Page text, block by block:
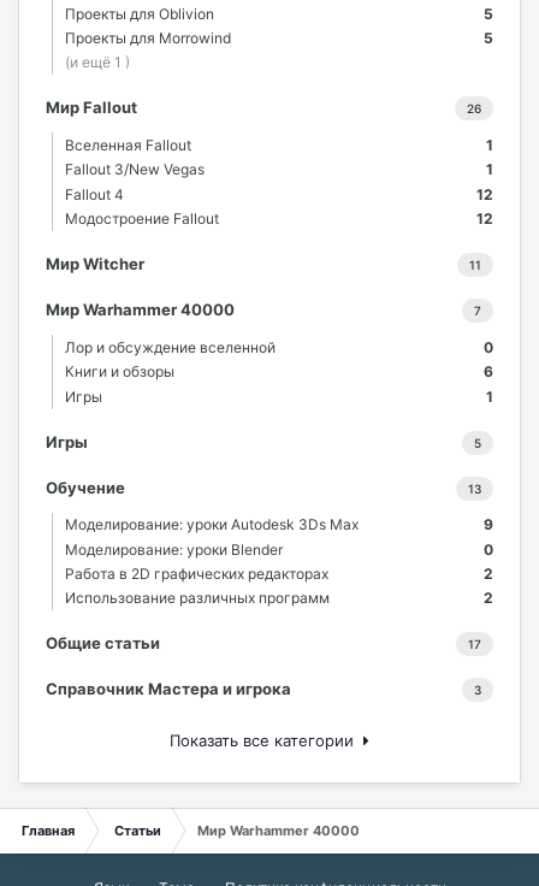
5
Проекты для Oblivion
5
Проекты для Morrowind
(и ещё 1 )
26
Мир Fallout
1
Вселенная Fallout
1
Fallout 3/New Vegas
12
Fallout 4
12
Модостроение Fallout
11
Мир Witcher
7
Мир Warhammer 40000
0
Лор и обсуждение вселенной
6
Книги и обзоры
1
Игры
5
Игры
13
Обучение
9
Моделирование: уроки Autodesk 3Ds Max
0
Моделирование: уроки Blender
2
Работа в 2D графических редакторах
2
Использование различных программ
17
Общие статьи
3
Справочник Мастера и игрока
Показать все категории
Главная Статьи Мир Warhammer 40000